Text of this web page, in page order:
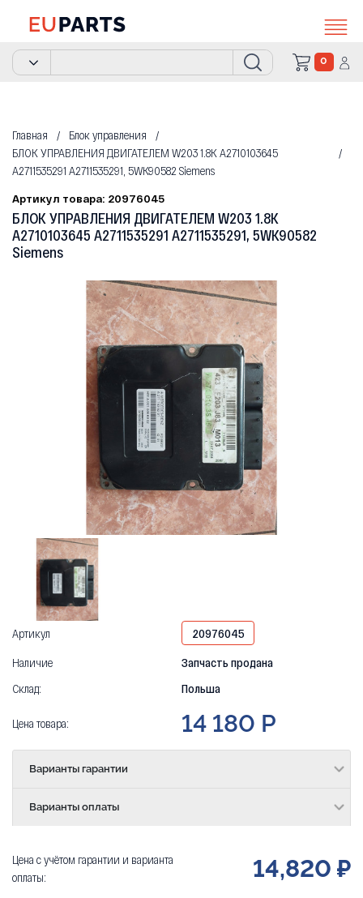
0
Главная
Блок управления
БЛОК УПРАВЛЕНИЯ ДВИГАТЕЛЕМ W203 1.8K A2710103645
A2711535291 A2711535291, 5WK90582 Siemens
Артикул товара: 20976045
БЛОК УПРАВЛЕНИЯ ДВИГАТЕЛЕМ W203 1.8K
A2710103645 A2711535291 A2711535291, 5WK90582
Siemens
Артикул
20976045
Наличие
Запчасть продана
Склад:
Польша
Цена товара: 14 180 Р
Варианты гарантии
Варианты оплаты
Цена с учётом гарантии и варианта
оплаты:
14,820 ₽